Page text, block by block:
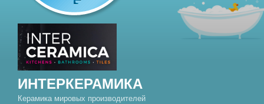
ИНТЕРКЕРАМИКА
Керамика мировых производителей